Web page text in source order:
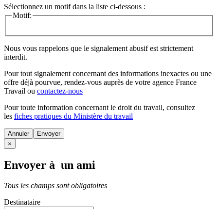
Sélectionnez un motif dans la liste ci-dessous :
Motif:
Nous vous rappelons que le signalement abusif est strictement
interdit.
Pour tout signalement concernant des informations inexactes ou une
offre déjà pourvue, rendez-vous auprès de votre agence France
Travail ou contactez-nous
Pour toute information concernant le droit du travail, consultez
les fiches pratiques du Ministère du travail
Annuler
×
Envoyer à un ami
Tous les champs sont obligatoires
Destinataire